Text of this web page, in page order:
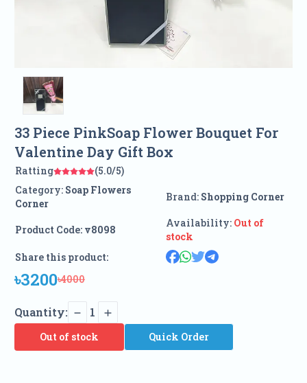
33 Piece PinkSoap Flower Bouquet For
Valentine Day Gift Box
Ratting
(5.0/5)
Category: Soap Flowers
Corner
Brand: Shopping Corner
Product Code: v8098
Availability: Out of
stock
Share this product:
৳3200৳4000
Quantity: 1
Out of stock Quick Order